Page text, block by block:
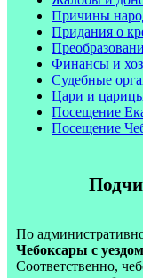
Причины
Придания о
Финансы и
Судебные
Цари и
Посещение
Посещение
По
Чебоксары с уездом
Соответственно,